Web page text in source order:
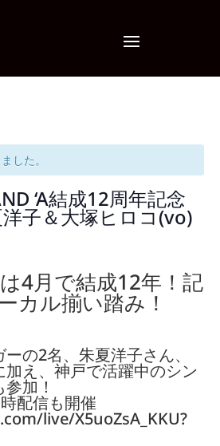
した。
‘A結成12周年記念
子＆大塚ヒロコ(vo)
4月で結成12年！記
カル揃い踏み！
の2名、朱夏洋子さん、
え、神戸で活躍中のシン
加！
配信も開催
live/X5uoZsA_KKU?